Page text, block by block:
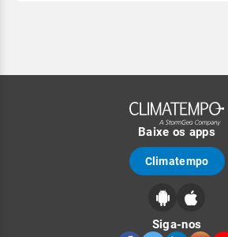
Baixe os apps
Climatempo
Siga-nos